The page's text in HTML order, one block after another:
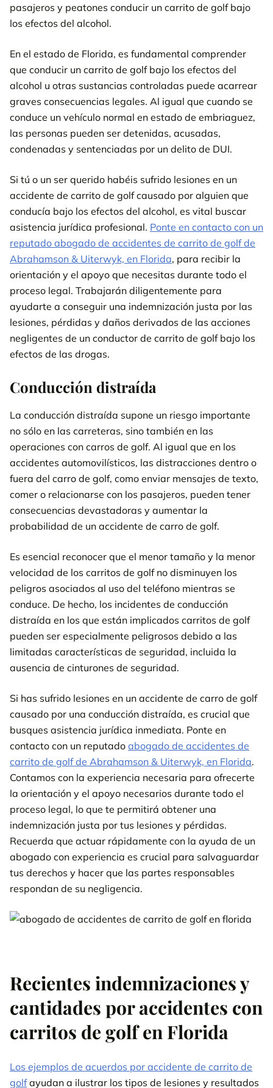
pasajeros y peatones conducir un carrito de golf bajo
los efectos del alcohol.
En el estado de Florida, es fundamental comprender
que conducir un carrito de golf bajo los efectos del
alcohol u otras sustancias controladas puede acarrear
graves consecuencias legales. Al igual que cuando se
conduce un vehículo normal en estado de embriaguez,
las personas pueden ser detenidas, acusadas,
condenadas y sentenciadas por un delito de DUI.
Si tú o un ser querido habéis sufrido lesiones en un
accidente de carrito de golf causado por alguien que
conducía bajo los efectos del alcohol, es vital buscar
asistencia jurídica profesional. Ponte en contacto con un
reputado abogado de accidentes de carrito de golf de
Abrahamson & Uiterwyk, en Florida, para recibir la
orientación y el apoyo que necesitas durante todo el
proceso legal. Trabajarán diligentemente para
ayudarte a conseguir una indemnización justa por las
lesiones, pérdidas y daños derivados de las acciones
negligentes de un conductor de carrito de golf bajo los
efectos de las drogas.
Conducción distraída
La conducción distraída supone un riesgo importante
no sólo en las carreteras, sino también en las
operaciones con carros de golf. Al igual que en los
accidentes automovilísticos, las distracciones dentro o
fuera del carro de golf, como enviar mensajes de texto,
comer o relacionarse con los pasajeros, pueden tener
consecuencias devastadoras y aumentar la
probabilidad de un accidente de carro de golf.
Es esencial reconocer que el menor tamaño y la menor
velocidad de los carritos de golf no disminuyen los
peligros asociados al uso del teléfono mientras se
conduce. De hecho, los incidentes de conducción
distraída en los que están implicados carritos de golf
pueden ser especialmente peligrosos debido a las
limitadas características de seguridad, incluida la
ausencia de cinturones de seguridad.
Si has sufrido lesiones en un accidente de carro de golf
causado por una conducción distraída, es crucial que
busques asistencia jurídica inmediata. Ponte en
contacto con un reputado abogado de accidentes de
carrito de golf de Abrahamson & Uiterwyk, en Florida.
Contamos con la experiencia necesaria para ofrecerte
la orientación y el apoyo necesarios durante todo el
proceso legal, lo que te permitirá obtener una
indemnización justa por tus lesiones y pérdidas.
Recuerda que actuar rápidamente con la ayuda de un
abogado con experiencia es crucial para salvaguardar
tus derechos y hacer que las partes responsables
respondan de su negligencia.
Recientes indemnizaciones y
cantidades por accidentes con
carritos de golf en Florida
Los ejemplos de acuerdos por accidente de carrito de
golfayudan a ilustrar los tipos de lesiones y resultados